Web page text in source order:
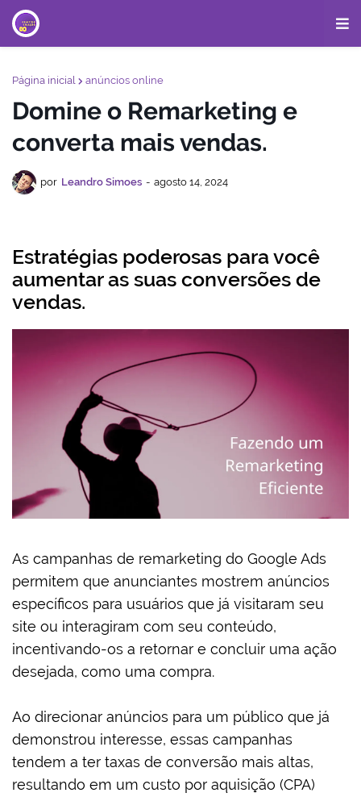
Página inicial anúncios online
Domine o Remarketing e
converta mais vendas.
por Leandro Simoes - agosto 14, 2024
Estratégias poderosas para você
aumentar as suas conversões de
vendas.
As campanhas de remarketing do Google Ads
permitem que anunciantes mostrem anúncios
específicos para usuários que já visitaram seu
site ou interagiram com seu conteúdo,
incentivando-os a retornar e concluir uma ação
desejada, como uma compra.
Ao direcionar anúncios para um público que já
demonstrou interesse, essas campanhas
tendem a ter taxas de conversão mais altas,
resultando em um custo por aquisição (CPA)